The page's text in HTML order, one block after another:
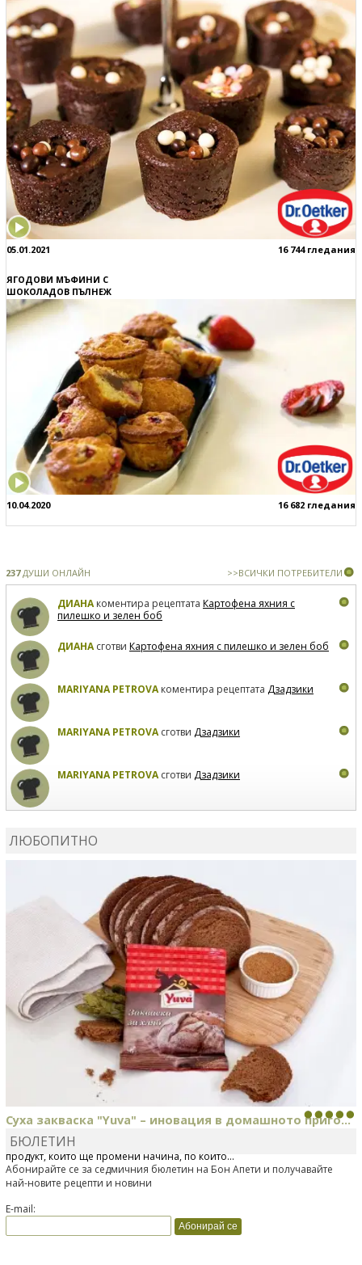
05.01.2021 16 744 гледания
ЯГОДОВИ МЪФИНИ С
ШОКОЛАДОВ ПЪЛНЕЖ
10.04.2020 16 682 гледания
237ДУШИ ОНЛАЙН >>ВСИЧКИ ПОТРЕБИТЕЛИ
ДИАНАкоментира рецептата Картофена яхния с
пилешко и зелен боб
ДИАНАсготви Картофена яхния с пилешко и зелен боб
MARIYANA PETROVAкоментира рецептата Дзадзики
MARIYANA PETROVAсготви Дзадзики
MARIYANA PETROVAсготви Дзадзики
ЛЮБОПИТНО
Суха закваска "Yuva" – иновация в домашното приго...
Отскоро Лесафр България стартира предлагането на изцяло нов
продукт, който ще промени начина, по който...
БЮЛЕТИН
Абонирайте се за седмичния бюлетин на Бон Апети и получавайте
най-новите рецепти и новини
E-mail: